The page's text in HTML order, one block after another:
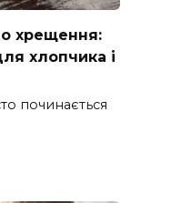
хрещення:
хлопчика і
починається